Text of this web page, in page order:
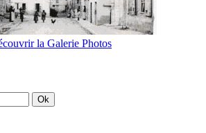
la Galerie Photos